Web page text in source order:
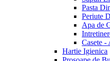
Pasta
Periute
Apa de
Casete -
Hartie Igienica